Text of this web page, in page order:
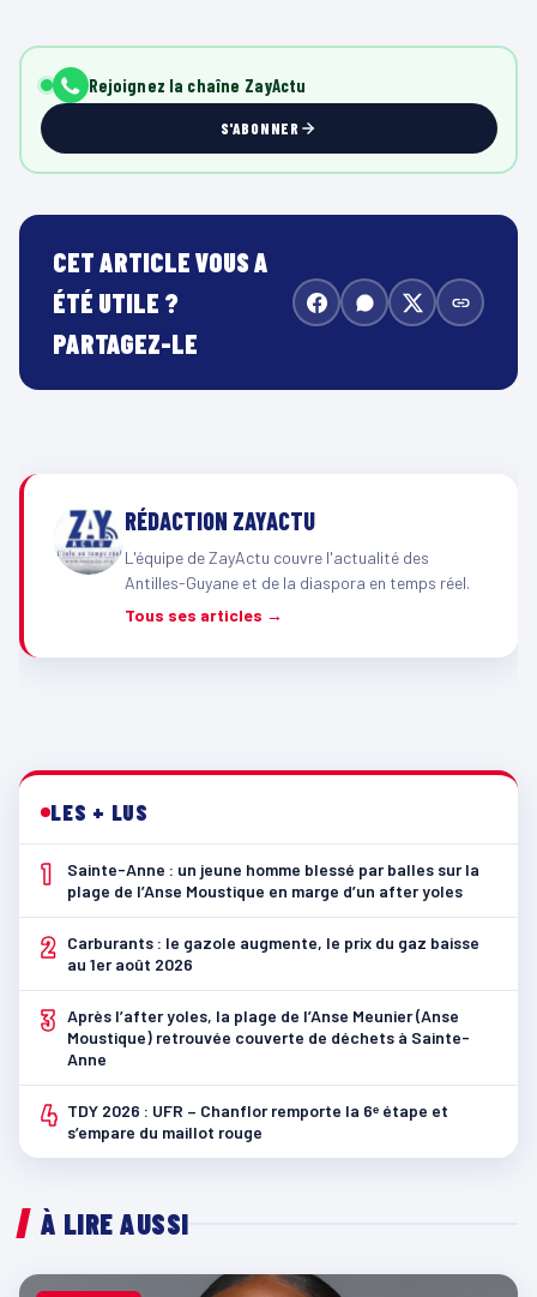
Rejoignez la chaîne ZayActu
S'ABONNER
CET ARTICLE VOUS A
ÉTÉ UTILE ?
PARTAGEZ-LE
RÉDACTION ZAYACTU
L'équipe de ZayActu couvre l'actualité des
Antilles-Guyane et de la diaspora en temps réel.
Tous ses articles →
LES + LUS
1
Sainte-Anne : un jeune homme blessé par balles sur la
plage de l’Anse Moustique en marge d’un after yoles
2
Carburants : le gazole augmente, le prix du gaz baisse
au 1er août 2026
3 Après l’after yoles, la plage de l’Anse Meunier (Anse
Moustique) retrouvée couverte de déchets à Sainte-
Anne
4 TDY 2026 : UFR – Chanflor remporte la 6ᵉ étape et
s’empare du maillot rouge
À LIRE AUSSI